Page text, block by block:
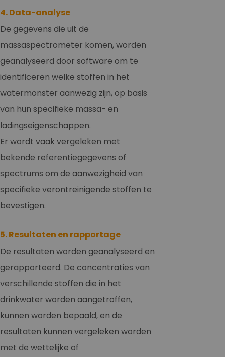
4. Data-analyse
De gegevens die uit de
massaspectrometer komen, worden
geanalyseerd door software om te
identificeren welke stoffen in het
watermonster aanwezig zijn, op basis
van hun specifieke massa- en
ladingseigenschappen.
Er wordt vaak vergeleken met
bekende referentiegegevens of
spectrums om de aanwezigheid van
specifieke verontreinigende stoffen te
bevestigen.
5. Resultaten en rapportage
De resultaten worden geanalyseerd en
gerapporteerd. De concentraties van
verschillende stoffen die in het
drinkwater worden aangetroffen,
kunnen worden bepaald, en de
resultaten kunnen vergeleken worden
met de wettelijke of